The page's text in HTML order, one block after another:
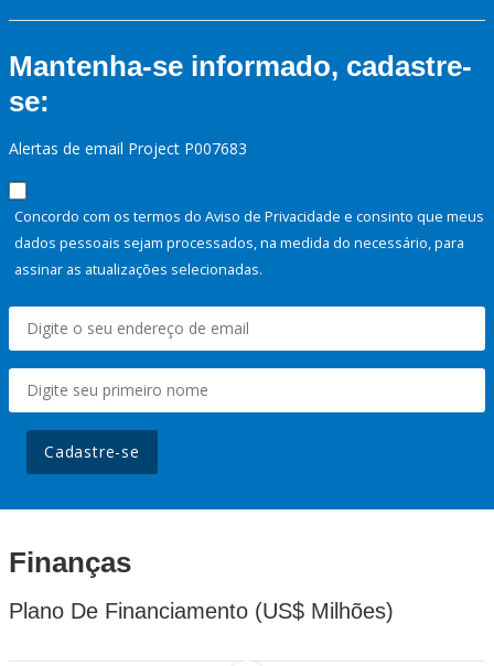
Mantenha-se informado, cadastre-
se:
Alertas de email Project P007683
Concordo com os termos do Aviso de Privacidade e consinto que meus
dados pessoais sejam processados, na medida do necessário, para
assinar as atualizações selecionadas.
Cadastre-se
Finanças
Plano De Financiamento (US$ Milhões)